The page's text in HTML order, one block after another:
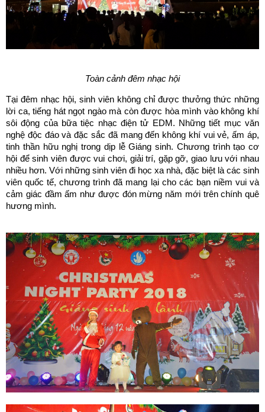
Toàn cảnh đêm nhạc hội
Tại đêm nhạc hội, sinh viên không chỉ được thưởng thức những
lời ca, tiếng hát ngọt ngào mà còn được hòa mình vào không khí
sôi động của bữa tiệc nhạc điện tử EDM. Những tiết mục văn
nghệ độc đáo và đặc sắc đã mang đến không khí vui vẻ, ấm áp,
tinh thần hữu nghị trong dịp lễ Giáng sinh. Chương trình tạo cơ
hội để sinh viên được vui chơi, giải trí, gặp gỡ, giao lưu với nhau
nhiều hơn. Với những sinh viên đi học xa nhà, đặc biệt là các sinh
viên quốc tế, chương trình đã mang lại cho các bạn niềm vui và
cảm giác đầm ấm như được đón mừng năm mới trên chính quê
hương mình.